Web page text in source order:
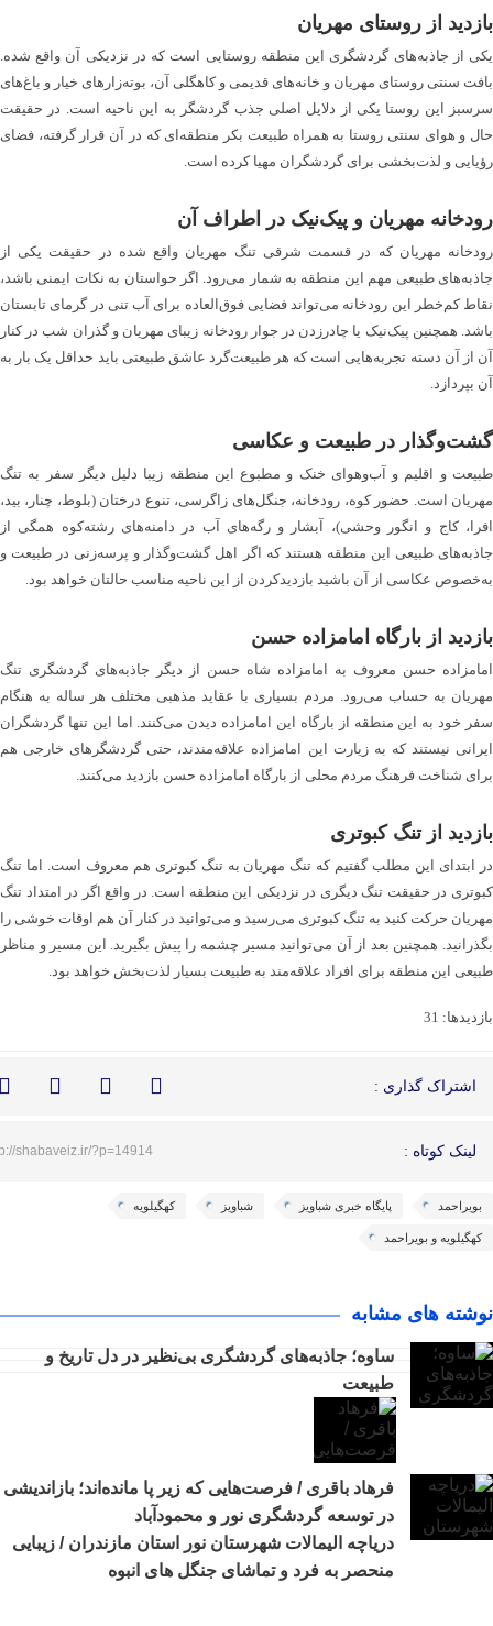
بازدید از روستای مهریان
یکی از جاذبه‌های گردشگری این منطقه روستایی است که در نزدیکی آن واقع شده.
بافت سنتی روستای مهریان و خانه‌های قدیمی و کاهگلی آن، بوته‌زارهای خیار و باغ‌های
سرسبز این روستا یکی از دلایل اصلی جذب گردشگر به این ناحیه است. در حقیقت
حال و هوای سنتی روستا به همراه طبیعت بکر منطقه‌ای که در آن قرار گرفته، فضای
رؤیایی و لذت‌بخشی برای گردشگران مهیا کرده است.
رودخانه مهریان و پیک‌نیک در اطراف آن
رودخانه مهریان که در قسمت شرقی تنگ مهریان واقع شده در حقیقت یکی از
جاذبه‌های طبیعی مهم این منطقه به شمار می‌رود. اگر حواستان به نکات ایمنی باشد،
نقاط کم‌خطر این رودخانه می‌تواند فضایی فوق‌العاده برای آب تنی در گرمای تابستان
باشد. همچنین پیک‌نیک یا چادرزدن در جوار رودخانه زیبای مهریان و گذران شب در کنار
آن از آن دسته تجربه‌هایی است که هر طبیعت‌گرد عاشق طبیعتی باید حداقل یک بار به
آن بپردازد.
گشت‌وگذار در طبیعت و عکاسی
طبیعت و اقلیم و آب‌وهوای خنک و مطبوع این منطقه زیبا دلیل دیگر سفر به تنگ
مهریان است. حضور کوه، رودخانه، جنگل‌های زاگرسی، تنوع درختان (بلوط، چنار، بید،
افرا، کاج و انگور وحشی)، آبشار و رگه‌های آب در دامنه‌های رشته‌کوه همگی از
جاذبه‌های طبیعی این منطقه هستند که اگر اهل گشت‌وگذار و پرسه‌زنی در طبیعت و
به‌خصوص عکاسی از آن باشید بازدیدکردن از این ناحیه مناسب حالتان خواهد بود.
بازدید از بارگاه امامزاده حسن
امامزاده حسن معروف به امامزاده شاه حسن از دیگر جاذبه‌های گردشگری تنگ
مهریان به حساب می‌رود. مردم بسیاری با عقاید مذهبی مختلف هر ساله به هنگام
سفر خود به این منطقه از بارگاه این امامزاده دیدن می‌کنند. اما این تنها گردشگران
ایرانی نیستند که به زیارت این امامزاده علاقه‌مندند، حتی گردشگرهای خارجی هم
برای شناخت فرهنگ مردم محلی از بارگاه امامزاده حسن بازدید می‌کنند.
بازدید از تنگ کبوتری
در ابتدای این مطلب گفتیم که تنگ مهریان به تنگ کبوتری هم معروف است. اما تنگ
کبوتری در حقیقت تنگ دیگری در نزدیکی این منطقه است. در واقع اگر در امتداد تنگ
مهریان حرکت کنید به تنگ کبوتری می‌رسید و می‌توانید در کنار آن هم اوقات خوشی را
بگذرانید. همچنین بعد از آن می‌توانید مسیر چشمه را پیش بگیرید. این مسیر و مناظر
طبیعی این منطقه برای افراد علاقه‌مند به طبیعت بسیار لذت‌بخش خواهد بود.
بازدیدها: 31
اشتراک گذاری :
لینک کوتاه : shabaveiz.ir/?p=14914
بویراحمد پایگاه خبری شباویز شباویز کهگیلویه
کهگیلویه و بویراحمد
نوشته های مشابه
ساوه؛ جاذبه‌های گردشگری بی‌نظیر در دل تاریخ و
طبیعت
فرهاد باقری / فرصت‌هایی که زیر پا مانده‌اند؛ بازاندیشی
در توسعه گردشگری نور و محمودآباد
دریاچه الیمالات شهرستان نور استان مازندران / زیبایی
منحصر به فرد و تماشای جنگل های انبوه